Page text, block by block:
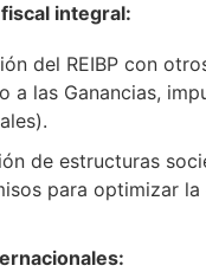
integral:
del REIBP con
a las Ganancias,
de estructuras
para optimizar la